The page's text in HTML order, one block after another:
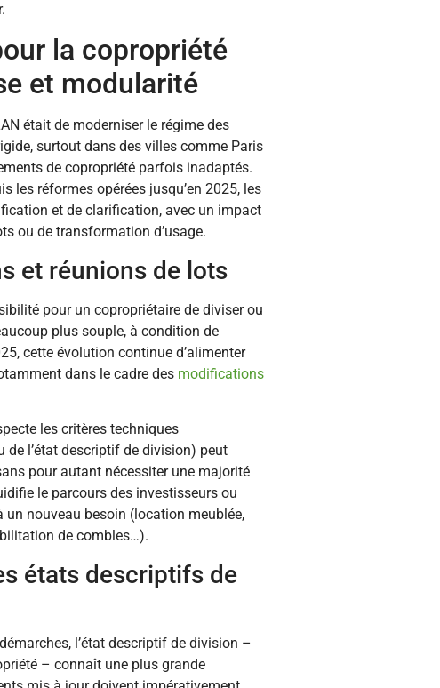
la copropriété
et modularité
était de moderniser le régime des
surtout dans des villes comme Paris
de copropriété parfois inadaptés.
les réformes opérées jusqu’en 2025, les
et de clarification, avec un impact
ou de transformation d’usage.
et réunions de lots
pour un copropriétaire de diviser ou
plus souple, à condition de
cette évolution continue d’alimenter
dans le cadre des modifications
les critères techniques
de l’état descriptif de division) peut
pour autant nécessiter une majorité
le parcours des investisseurs ou
nouveau besoin (location meublée,
de combles…).
états descriptifs de
l’état descriptif de division –
– connaît une plus grande